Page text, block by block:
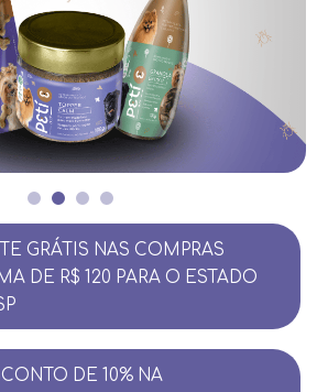
GRÁTIS NAS COMPRAS
DE R$ 120 PARA O ESTADO
DE 10% NA